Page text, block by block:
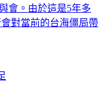
會。由於這是5年多
對當前的台海僵局帶